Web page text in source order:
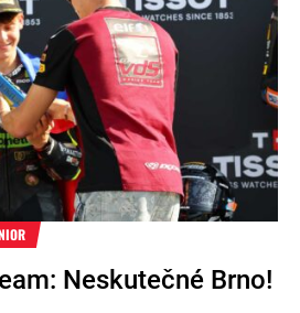
Neskutečné Brno!